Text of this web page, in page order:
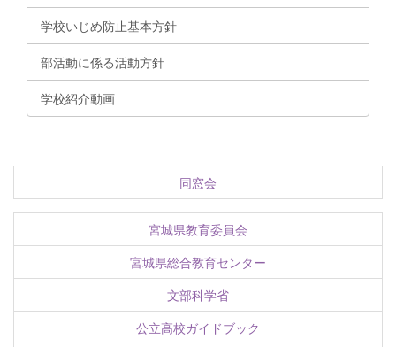
学校いじめ防止基本方針
部活動に係る活動方針
学校紹介動画
同窓会
宮城県教育委員会
宮城県総合教育センター
文部科学省
公立高校ガイドブック